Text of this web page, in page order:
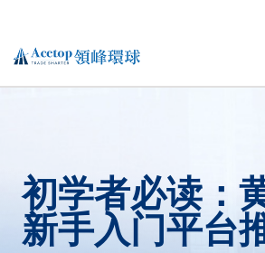
初学者必读：
新手入门平台